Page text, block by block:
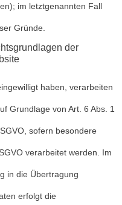
im letztgenannten Fall
Gründe.
der
haben, verarbeiten
Grundlage von Art. 6 Abs. 1
sofern besondere
verarbeitet werden. Im
in die Übertragung
erfolgt die